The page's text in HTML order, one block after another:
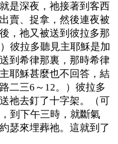
是深夜，祂接著到客西
賣、捉拿，然後連夜被
，祂又被送到彼拉多那
彼拉多聽見主耶穌是加
到希律那裏，那時希律
耶穌甚麼也不回答，結
二三6～12。）彼拉多
祂去釘了十字架。（可
到下午三時，就斷氣
瑟來埋葬祂。這就到了